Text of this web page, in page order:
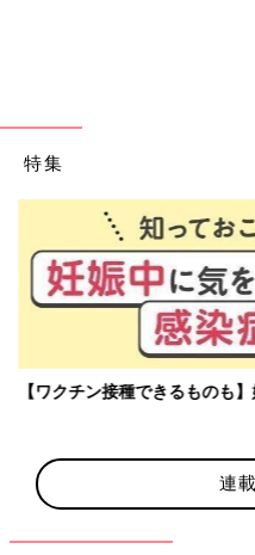
特集
【ワクチン接種できるものも
連